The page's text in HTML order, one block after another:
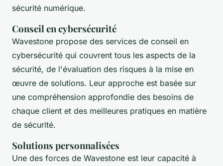
sécurité numérique.
Conseil en cybersécurité
Wavestone propose des services de conseil en
cybersécurité qui couvrent tous les aspects de la
sécurité, de l'évaluation des risques à la mise en
œuvre de solutions. Leur approche est basée sur
une compréhension approfondie des besoins de
chaque client et des meilleures pratiques en matière
de sécurité.
Solutions personnalisées
Une des forces de Wavestone est leur capacité à